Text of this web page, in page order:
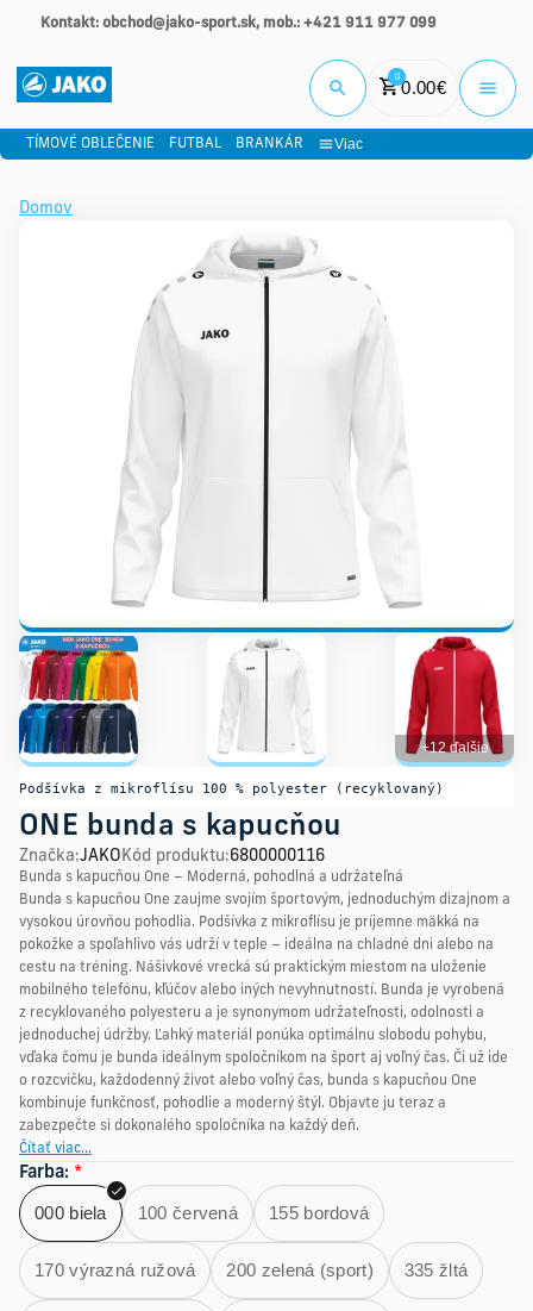
Kontakt: obchod@jako-sport.sk, mob.: +421 911 977 099
0
0.00€
TÍMOVÉ OBLEČENIE FUTBAL BRANKÁR Viac
Domov
+12 ďalšie
Podšívka z mikroflísu 100 % polyester (recyklovaný)
ONE bunda s kapucňou
Značka:JAKOKód produktu:6800000116
Bunda s kapucňou One – Moderná, pohodlná a udržateľná
Bunda s kapucňou One zaujme svojím športovým, jednoduchým dizajnom a
vysokou úrovňou pohodlia. Podšívka z mikroflísu je príjemne mäkká na
pokožke a spoľahlivo vás udrží v teple – ideálna na chladné dni alebo na
cestu na tréning. Nášivkové vrecká sú praktickým miestom na uloženie
mobilného telefónu, kľúčov alebo iných nevyhnutností. Bunda je vyrobená
z recyklovaného polyesteru a je synonymom udržateľnosti, odolnosti a
jednoduchej údržby. Ľahký materiál ponúka optimálnu slobodu pohybu,
vďaka čomu je bunda ideálnym spoločníkom na šport aj voľný čas. Či už ide
o rozcvičku, každodenný život alebo voľný čas, bunda s kapucňou One
kombinuje funkčnosť, pohodlie a moderný štýl. Objavte ju teraz a
zabezpečte si dokonalého spoločníka na každý deň.
Čítať viac...
Farba: *
000 biela 100 červená 155 bordová
170 výrazná ružová 200 zelená (sport) 335 žltá